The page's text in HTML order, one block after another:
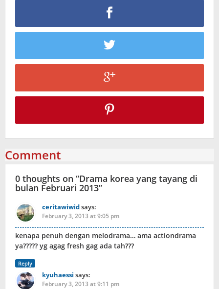
Comment
0 thoughts on “Drama korea yang tayang di
bulan Februari 2013”
ceritawiwidsays:
February 3, 2013 at 9:05 pm
kenapa penuh dengan melodrama… ama actiondrama
ya????? yg agag fresh gag ada tah???
Reply
kyuhaessi says:
February 3, 2013 at 9:11 pm